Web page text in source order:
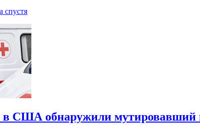
спустя
США обнаружили мутировавший